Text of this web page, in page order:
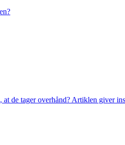
de tager overhånd? Artiklen giver